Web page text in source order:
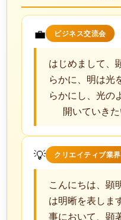
💼 ビジネス交流会
はじめまして、
らかに、明は光
らかにし、光の
開いていき
💡 クリエイティブ業界
こんにちは、顕
は明晰を表しま
事において、顕